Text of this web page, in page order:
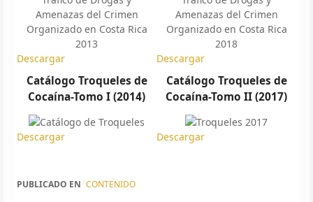
Descargar Descargar
Catálogo Troqueles de
Cocaína-Tomo I (2014)
Descargar
Catálogo Troqueles de
Cocaína-Tomo II (2017)
Descargar
PUBLICADO EN CONTENIDO